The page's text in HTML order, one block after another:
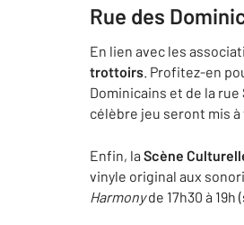
Rue des
En lien avec les
trottoirs. Profitez-en
Dominicains et de la
célèbre jeu seront mis
Enfin, la Scène
vinyle original aux
Harmonyde 17h30 à